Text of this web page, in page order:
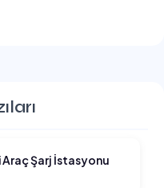
Şarj İstasyonu